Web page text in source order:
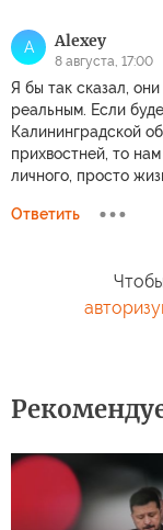
A Alexey
8 августа, 17:00
Я бы так сказал,
реальным. Если
Калининградской
прихвостней, то
личного, просто
Ответить